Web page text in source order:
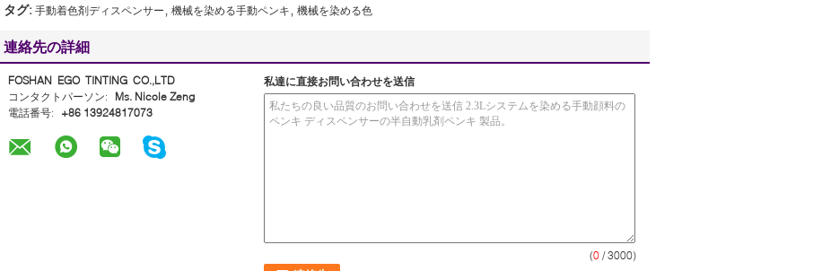
タグ: 手動着色剤ディスペンサー 機械を染める手動ペンキ 機械を染める色
連絡先の詳細
FOSHAN EGO TINTING CO.,LTD
コンタクトパーソン:
Ms. Nicole Zeng
電話番号:
+86 13924817073
私達に直接お問い合わせを送信
(0 / 3000)